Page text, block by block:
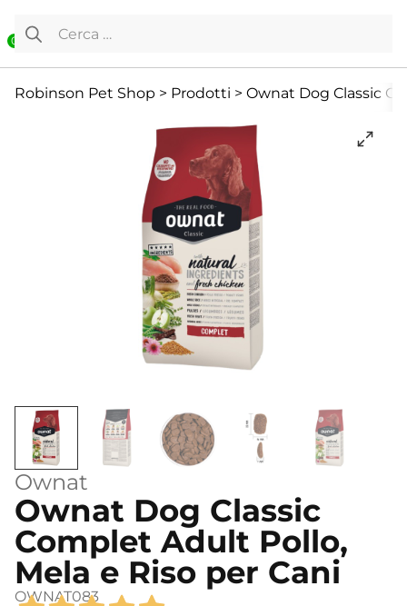
0
Ricerca per:
Robinson Pet Shop > Prodotti > Ownat Dog Classic
Ownat
Ownat Dog Classic
Complet Adult Pollo,
Mela e Riso per Cani
OWNAT083